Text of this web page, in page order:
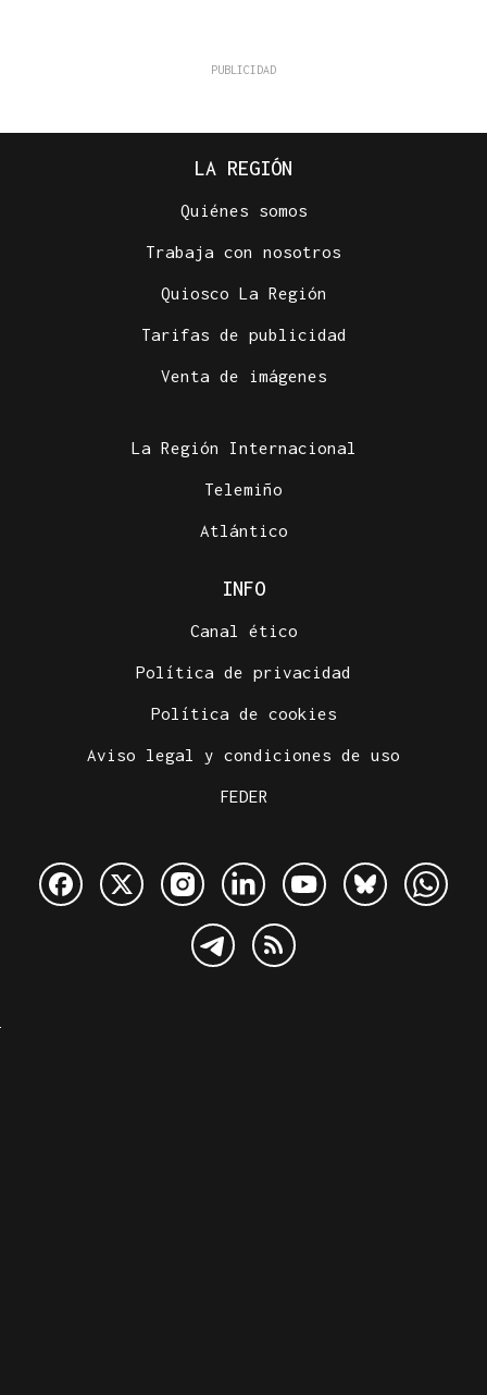
LA REGIÓN
Quiénes somos
Trabaja con nosotros
Quiosco La Región
Tarifas de publicidad
Venta de imágenes
La Región Internacional
Telemiño
Atlántico
INFO
Canal ético
Política de privacidad
Política de cookies
Aviso legal y condiciones de uso
FEDER